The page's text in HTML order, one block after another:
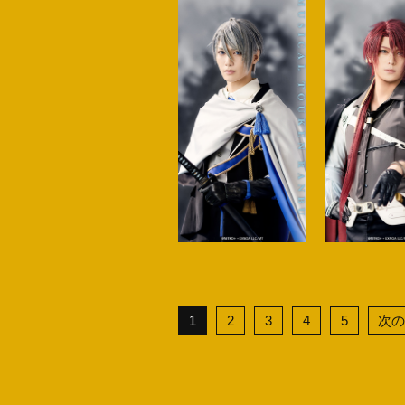
1 2 3 4 5 次